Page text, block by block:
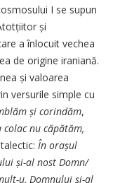
I se supun
și
a înlocuit vechea
de origine iraniană.
și valoarea
versurile simple cu
și corindăm,
nu căpătăm,
În orașul
și-al nost Domn/
u, Domnului și-al